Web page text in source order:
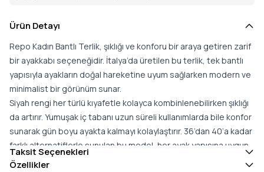
Ürün Detayı
Repo Kadın Bantlı Terlik, şıklığı ve konforu bir araya getiren zarif
bir ayakkabı seçeneğidir. İtalya’da üretilen bu terlik, tek bantlı
yapısıyla ayakların doğal hareketine uyum sağlarken modern ve
minimalist bir görünüm sunar.
Siyah rengi her türlü kıyafetle kolayca kombinlenebilirken şıklığı
da artırır. Yumuşak iç tabanı uzun süreli kullanımlarda bile konfor
sunarak gün boyu ayakta kalmayı kolaylaştırır. 36’dan 40’a kadar
farklı alternatiflerle sunulan bu model, her ayak yapısına uygun
bir fit sağlar.
Taksit Seçenekleri
Özellikler